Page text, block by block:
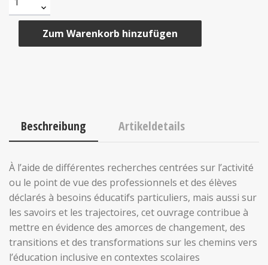
Zum Warenkorb hinzufügen
Beschreibung Artikeldetails
À l’aide de différentes recherches centrées sur l’activité
ou le point de vue des professionnels et des élèves
déclarés à besoins éducatifs particuliers, mais aussi sur
les savoirs et les trajectoires, cet ouvrage contribue à
mettre en évidence des amorces de changement, des
transitions et des transformations sur les chemins vers
l’éducation inclusive en contextes scolaires